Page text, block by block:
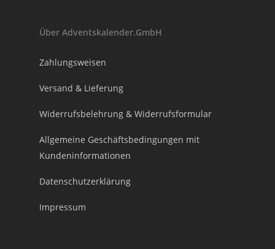
Über Adventskalender.GmbH
Zahlungsweisen
Versand & Lieferung
Widerrufsbelehrung & Widerrufsformular
Allgemeine Geschäftsbedingungen mit
Kundeninformationen
Datenschutzerklärung
Impressum